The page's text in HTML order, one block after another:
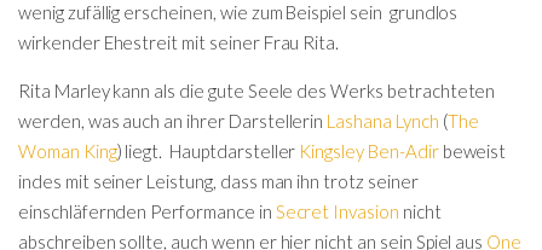
wenig zufällig erscheinen, wie zum Beispiel sein grundlos
wirkender Ehestreit mit seiner Frau Rita.
Rita Marley kann als die gute Seele des Werks betrachteten
werden, was auch an ihrer Darstellerin Lashana Lynch (The
Woman King) liegt. Hauptdarsteller Kingsley Ben-Adirbeweist
indes mit seiner Leistung, dass man ihn trotz seiner
einschläfernden Performance in Secret Invasion nicht
abschreiben sollte, auch wenn er hier nicht an sein Spiel aus One